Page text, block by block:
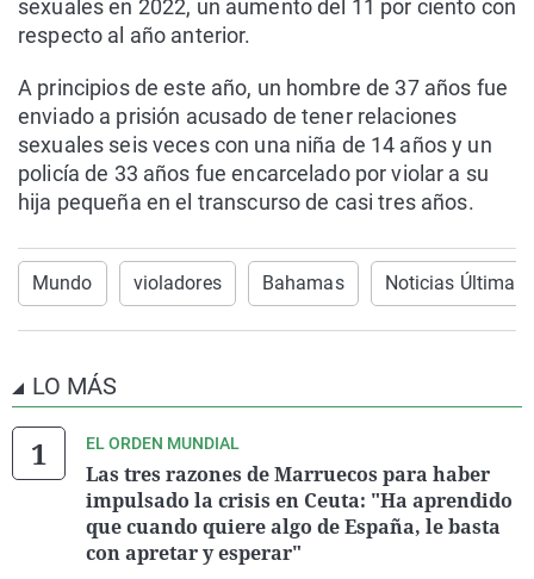
sexuales en 2022, un aumento del 11 por ciento con
respecto al año anterior.
A principios de este año, un hombre de 37 años fue
enviado a prisión acusado de tener relaciones
sexuales seis veces con una niña de 14 años y un
policía de 33 años fue encarcelado por violar a su
hija pequeña en el transcurso de casi tres años.
Mundo violadores Bahamas Noticias Última
LO MÁS
EL ORDEN MUNDIAL
Las tres razones de Marruecos para haber
impulsado la crisis en Ceuta: "Ha aprendido
que cuando quiere algo de España, le basta
con apretar y esperar"